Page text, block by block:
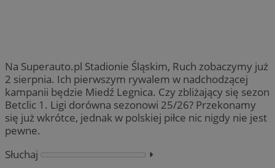
Na Superauto.pl Stadionie Śląskim, Ruch zobaczymy już
2 sierpnia. Ich pierwszym rywalem w nadchodzącej
kampanii będzie Miedź Legnica. Czy zbliżający się sezon
Betclic 1. Ligi dorówna sezonowi 25/26? Przekonamy
się już wkrótce, jednak w polskiej piłce nic nigdy nie jest
pewne.
Słuchaj
⏵︎